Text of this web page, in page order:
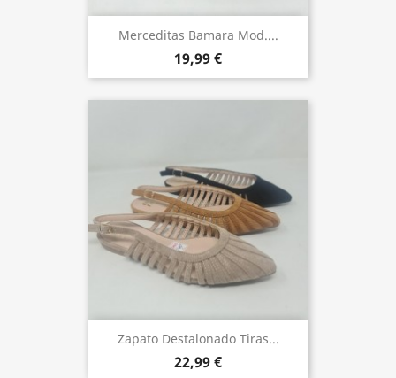
Merceditas Bamara Mod....
19,99 €
Zapato Destalonado Tiras...
22,99 €